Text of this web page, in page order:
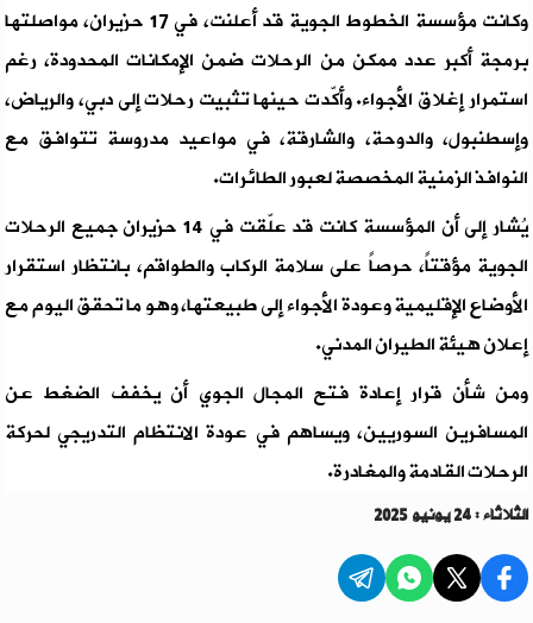
وكانت مؤسسة الخطوط الجوية قد أعلنت، في 17 حزيران، مواصلتها
برمجة أكبر عدد ممكن من الرحلات ضمن الإمكانات المحدودة، رغم
استمرار إغلاق الأجواء. وأكّدت حينها تثبيت رحلات إلى دبي، والرياض،
وإسطنبول، والدوحة، والشارقة، في مواعيد مدروسة تتوافق مع
النوافذ الزمنية المخصصة لعبور الطائرات.
يُشار إلى أن المؤسسة كانت قد علّقت في 14 حزيران جميع الرحلات
الجوية مؤقتاً، حرصاً على سلامة الركاب والطواقم، بانتظار استقرار
الأوضاع الإقليمية وعودة الأجواء إلى طبيعتها، وهو ما تحقق اليوم مع
إعلان هيئة الطيران المدني.
ومن شأن قرار إعادة فتح المجال الجوي أن يخفف الضغط عن
المسافرين السوريين، ويساهم في عودة الانتظام التدريجي لحركة
الرحلات القادمة والمغادرة.
الثلاثاء : 24 يونيو 2025